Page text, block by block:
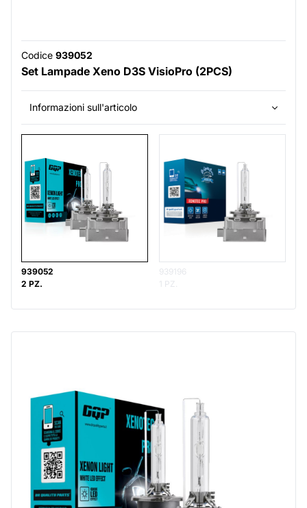
Codice 939052
Set Lampade Xeno D3S VisioPro (2PCS)
Informazioni sull'articolo
939052
2 PZ.
939196
1 PZ.